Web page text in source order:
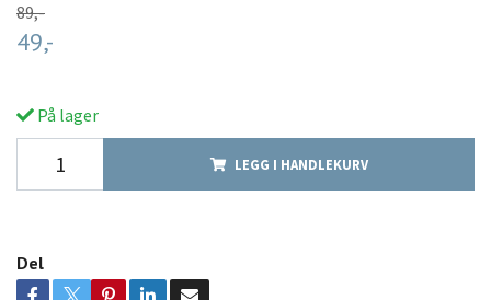
89,-
49,-
På lager
LEGG I HANDLEKURV
Del